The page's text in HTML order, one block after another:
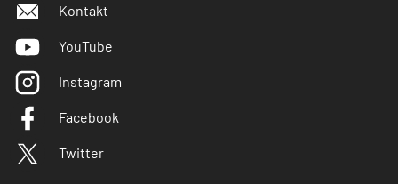
Kontakt
YouTube
Instagram
Facebook
Twitter